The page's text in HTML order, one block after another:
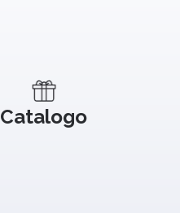
Catalogo